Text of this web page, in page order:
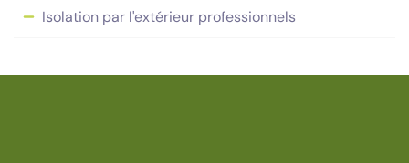
Isolation par l'extérieur professionnels